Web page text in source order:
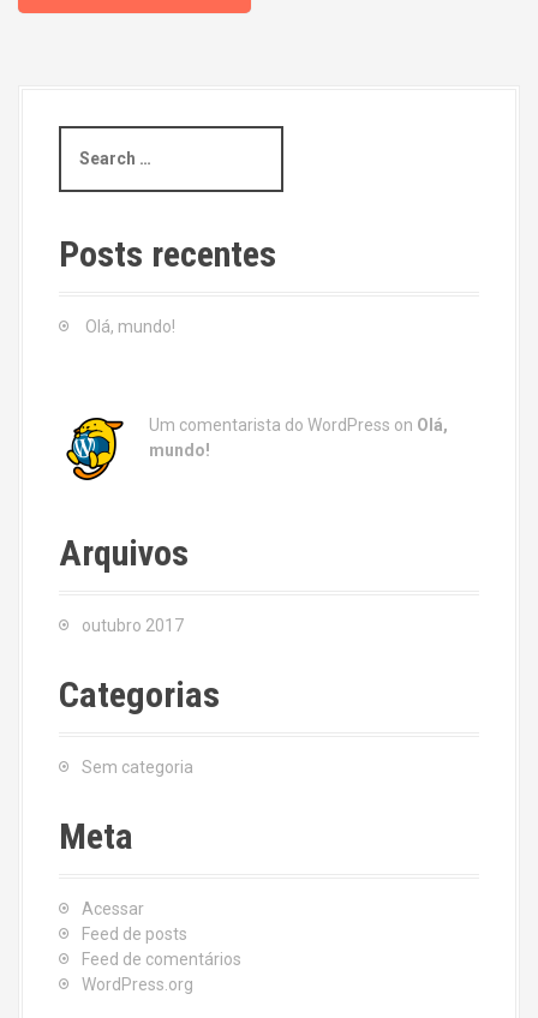
a
c
h
Posts recentes
Olá, mundo!
Um comentarista do WordPress on Olá,
mundo!
Arquivos
outubro 2017
Categorias
Sem categoria
Meta
Acessar
Feed de posts
Feed de comentários
WordPress.org